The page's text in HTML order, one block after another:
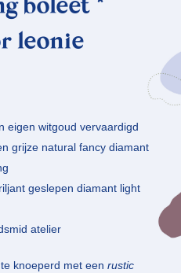
boleet *
leonie
eigen witgoud vervaardigd
grijze natural fancy diamant
geslepen diamant light
atelier
knoeperd met een rustic